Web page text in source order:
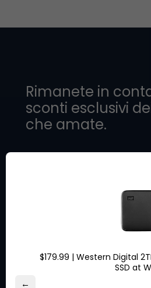
Rimanete in
sconti esclusivi
che amate.
BLOG
←
$179.99 | Western Digital
SSD at